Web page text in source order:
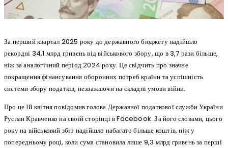
За перший квартал 2025 року до державного бюджету надійшло
рекордні 34,1 млрд гривень від військового збору, що в 3,7 рази більше,
ніж за аналогічний період 2024 року. Це свідчить про значне
покращення фінансування оборонних потреб країни та успішність
системи збору податків, незважаючи на складні умови війни.
Про це 18 квітня повідомив голова Державної податкової служби України
Руслан Кравченко на своїй сторінці в Facebook. За його словами, цього
року на військовий збір надійшло набагато більше коштів, ніж у
попередньому році, коли сума становила лише 9,3 млрд гривень за перші